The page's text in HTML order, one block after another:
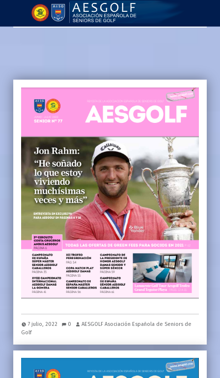
Asociación Española de Seniors de Golf
7 julio, 2022 0
AESGOLF Asociación Española de Seniors de
Golf